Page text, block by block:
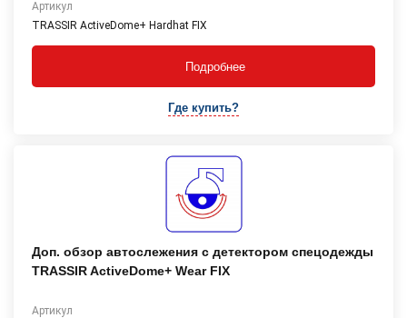
Артикул
TRASSIR ActiveDome+ Hardhat FIX
Подробнее
Где купить?
Доп. обзор автослежения с детектором спецодежды
TRASSIR ActiveDome+ Wear FIX
Артикул